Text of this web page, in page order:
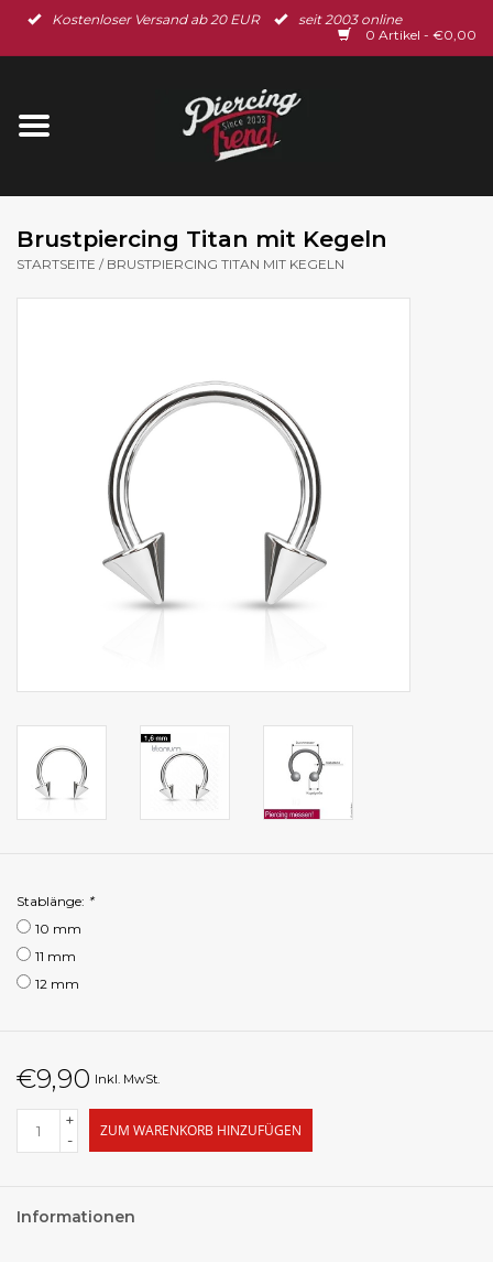
Kostenloser Versand ab 20 EUR
seit 2003 online
0 Artikel - €0,00
Startseite
Ohrschmuck
Brustpiercing Titan mit Kegeln
STARTSEITE / BRUSTPIERCING TITAN MIT KEGELN
Stablänge: *
10 mm
11 mm
12 mm
€9,90 Inkl. MwSt.
+
-
ZUM WARENKORB HINZUFÜGEN
Informationen